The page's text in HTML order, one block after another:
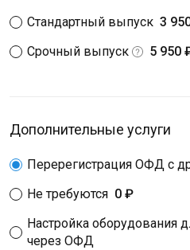
Стандартный выпуск 3
Срочный выпуск
5 950
Дополнительные услуги
Перерегистрация ОФД с
Не требуются 0 ₽
Настройка оборудования
через ОФД